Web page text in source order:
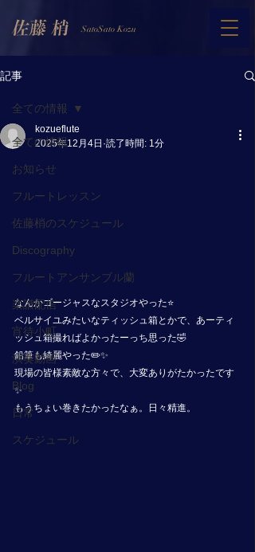
SatoSato Kozu
記事
全ての情報
お知らせ
フルートレッスン
佐藤梢のスケジュール
Discography
フルートアンサンブル蘭
楽譜配信
宵待小町
演奏動画
Blog
日常
スケジュール
全ての情報
kozueflute
2025年12月4日 読了時間: 1分
なんかゴージャスなスタジオやった⭐️
ベルサイユみたいなティッシュ箱とかで、あーティ
ッシュ箱撮ればよかったーっち思った🤣
鉛筆も綺麗やった✏️✨
現場の皆様素敵な方々で、大変ありがたかったです
✨
もうちょい巻きたかったなぁ。日々精進。